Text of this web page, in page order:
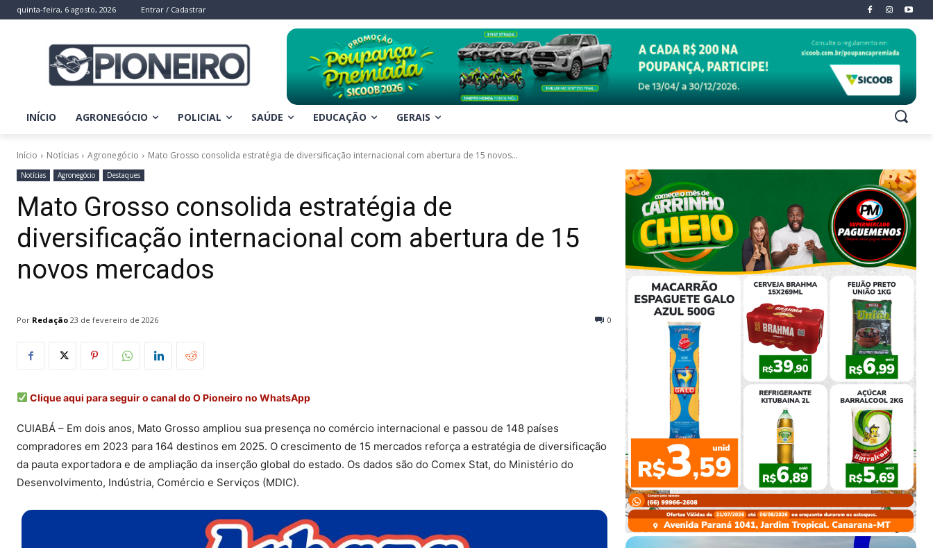
quinta-feira, 6 agosto, 2026 Entrar / Cadastrar
INÍCIO AGRONEGÓCIO POLICIAL SAÚDE EDUCAÇÃO GERAIS
Início Notícias Agronegócio Mato Grosso consolida estratégia de diversificação internacional com abertura de 15 novos...
Notícias Agronegócio Destaques
Mato Grosso consolida estratégia de
diversificação internacional com abertura de 15
novos mercados
Por Redação 0
23 de fevereiro de 2026
Clique aqui para seguir o canal do O Pioneiro no WhatsApp
CUIABÁ – Em dois anos, Mato Grosso ampliou sua presença no comércio internacional e passou de 148 países
compradores em 2023 para 164 destinos em 2025. O crescimento de 15 mercados reforça a estratégia de diversificação
da pauta exportadora e de ampliação da inserção global do estado. Os dados são do Comex Stat, do Ministério do
Desenvolvimento, Indústria, Comércio e Serviços (MDIC).